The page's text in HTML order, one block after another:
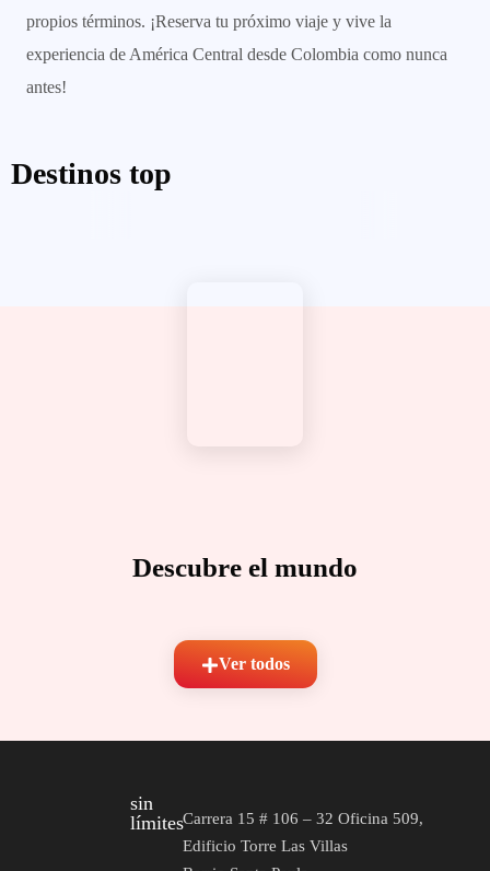
propios términos. ¡Reserva tu próximo viaje y vive la
experiencia de América Central desde Colombia como nunca
antes!
Destinos top
Descubre el mundo
Ver todos
sin
límitesCarrera 15 # 106 – 32 Oficina 509,
Edificio Torre Las Villas